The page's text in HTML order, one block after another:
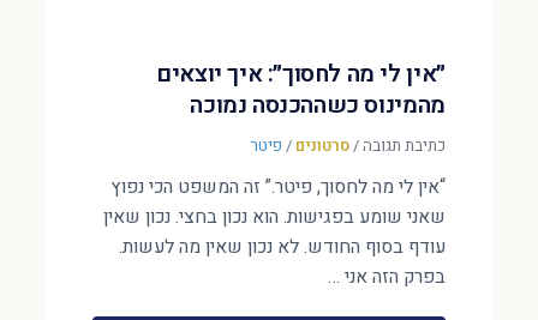
״אין לי מה לחסוך״: איך יוצאים
מהמינוס כשההכנסה נמוכה
כתיבת תגובה/סרטונים / פיטר
“אין לי מה לחסוך, פיטר.” זה המשפט הכי נפוץ
שאני שומע בפגישות. הוא נכון בחצי. נכון שאין
עודף בסוף החודש. לא נכון שאין מה לעשות.
בפרק הזה אני …